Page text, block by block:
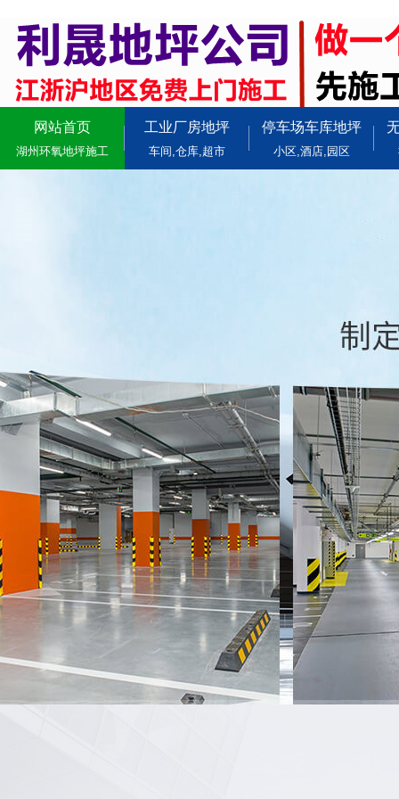
网站首页
湖州环氧地坪施工
工业厂房地坪
车间,仓库,超市
停车场车库地坪
小区,酒店,园区